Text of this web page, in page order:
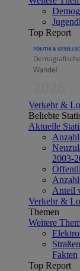
Top Report
Verkehr &
Beliebte
Aktuelle
2003-
Anteil
Verkehr &
Themen
Weitere
Fakten
Top Report